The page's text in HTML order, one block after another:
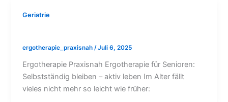
Geriatrie
ergotherapie_praxisnah/Juli 6, 2025
Ergotherapie Praxisnah Ergotherapie für Senioren:
Selbstständig bleiben – aktiv leben Im Alter fällt
vieles nicht mehr so leicht wie früher: